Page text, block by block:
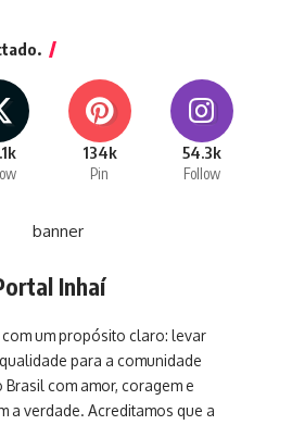
134k
Pin
54.3k
Follow
Inhaí
com um propósito claro: levar
para a comunidade
Brasil com amor, coragem e
a verdade. Acreditamos que a